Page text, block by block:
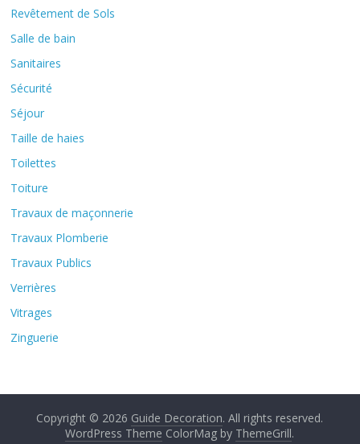
Revêtement de Sols
Salle de bain
Sanitaires
Sécurité
Séjour
Taille de haies
Toilettes
Toiture
Travaux de maçonnerie
Travaux Plomberie
Travaux Publics
Verrières
Vitrages
Zinguerie
Copyright © 2026 Guide Decoration. All rights reserved.
WordPress Theme ColorMag by ThemeGrill.